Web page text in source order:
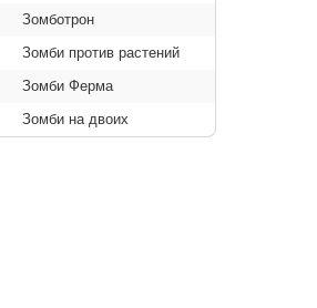
Зомботрон
Зомби против растений
Зомби Ферма
Зомби на двоих